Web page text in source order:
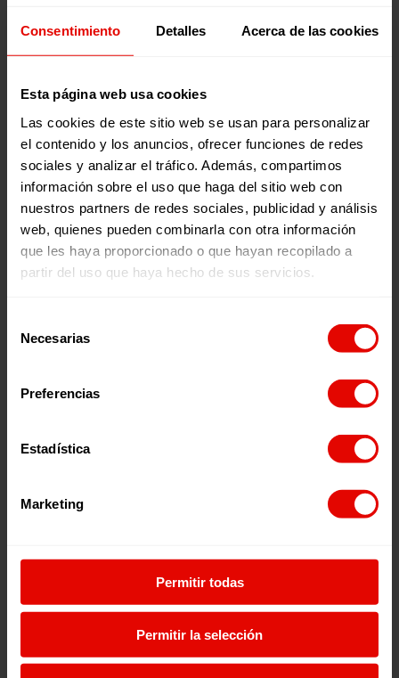
Consentimiento Detalles Acerca de las cookies
Esta página web usa cookies
Las cookies de este sitio web se usan para personalizar
el contenido y los anuncios, ofrecer funciones de redes
sociales y analizar el tráfico. Además, compartimos
información sobre el uso que haga del sitio web con
nuestros partners de redes sociales, publicidad y análisis
web, quienes pueden combinarla con otra información
que les haya proporcionado o que hayan recopilado a
partir del uso que haya hecho de sus servicios.
Necesarias
Preferencias
Estadística
Marketing
Permitir todas
Permitir la selección
son la fuerza que mueve el mundo. Estar con ellos
fortaleciendo el cambio nos llena de mucha ilusión.
creatividad les acompañe siempre. Es importante que
aprendan la capacidad de ser como otros y otras, porque
para eso estamos aquí, para transformarnos y
transformar nuestro alrededor.
Noticias relacionadas:
ABRIR CAMINOS: LA
SUDÁN DEL SUR
LA EDUCACIÓN COMO
PROTECCIÓN: CREANDO
¿Quieres recibir información?